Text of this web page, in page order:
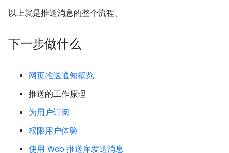
以上就是推送消息的整个流程。
下一步做什么
网页推送通知概览
推送的工作原理
为用户订阅
权限用户体验
使用 Web 推送库发送消息